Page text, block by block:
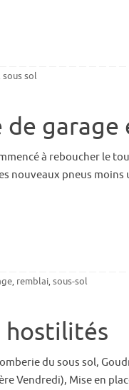
sous sol
garage
à reboucher le
pneus moins
, remblai, sous-sol
hostilités
du sous sol,
Vendredi), Mise en